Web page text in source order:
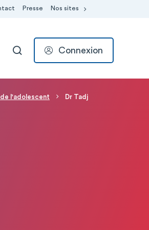
Presse Nos sites
RECHERCHER
Connexion
l'adolescent
Dr Tadj